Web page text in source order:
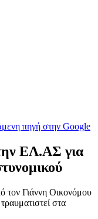
πηγή στην Google
ΕΛ.ΑΣ για
τον Γιάννη Οικονόμου
στα